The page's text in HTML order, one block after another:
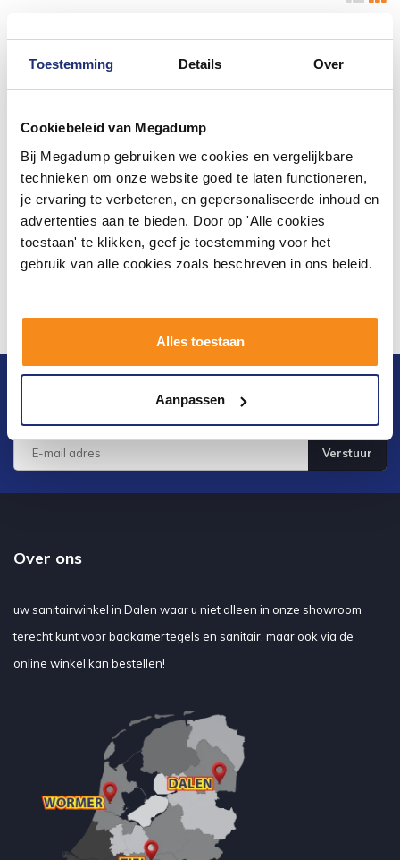
Toestemming Details Over
Cookiebeleid van Megadump
Bij Megadump gebruiken we cookies en vergelijkbare
technieken om onze website goed te laten functioneren,
je ervaring te verbeteren, en gepersonaliseerde inhoud en
advertenties aan te bieden. Door op 'Alle cookies
toestaan' te klikken, geef je toestemming voor het
gebruik van alle cookies zoals beschreven in ons beleid.
Alles toestaan
Aanpassen
Verstuur
Over ons
uw sanitairwinkel in Dalen waar u niet alleen in onze showroom
terecht kunt voor badkamertegels en sanitair, maar ook via de
online winkel kan bestellen!